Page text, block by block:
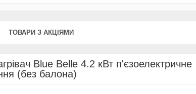
ТОВАРИ З АКЦІЯМИ
Blue Belle 4.2 кВт п'єзоелектричне
(без балона)